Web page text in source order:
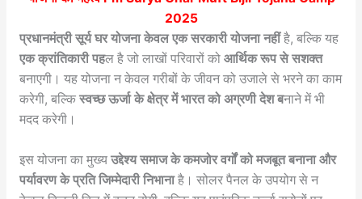
2025
प्रधानमंत्री सूर्य घर योजना केवल एक सरकारी योजना नहींहै, बल्कि यह
एक क्रांतिकारी पहल है जो लाखों परिवारों को आर्थिक रूप से सशक्त
बनाएगी। यह योजना न केवल गरीबों के जीवन को उजाले से भरने का काम
करेगी, बल्कि स्वच्छ ऊर्जा के क्षेत्र में भारत को अग्रणी देश बनाने में भी
मदद करेगी।
इस योजना का मुख्यउद्देश्य समाज के कमजोर वर्गों को मजबूत बनाना और
पर्यावरण के प्रति जिम्मेदारी निभानाहै। सोलर पैनल के उपयोग से न